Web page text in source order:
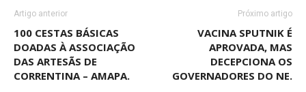
Artigo anterior
100 CESTAS BÁSICAS
DOADAS À ASSOCIAÇÃO
DAS ARTESÃS DE
CORRENTINA – AMAPA.
Próximo artigo
VACINA SPUTNIK É
APROVADA, MAS
DECEPCIONA OS
GOVERNADORES DO NE.